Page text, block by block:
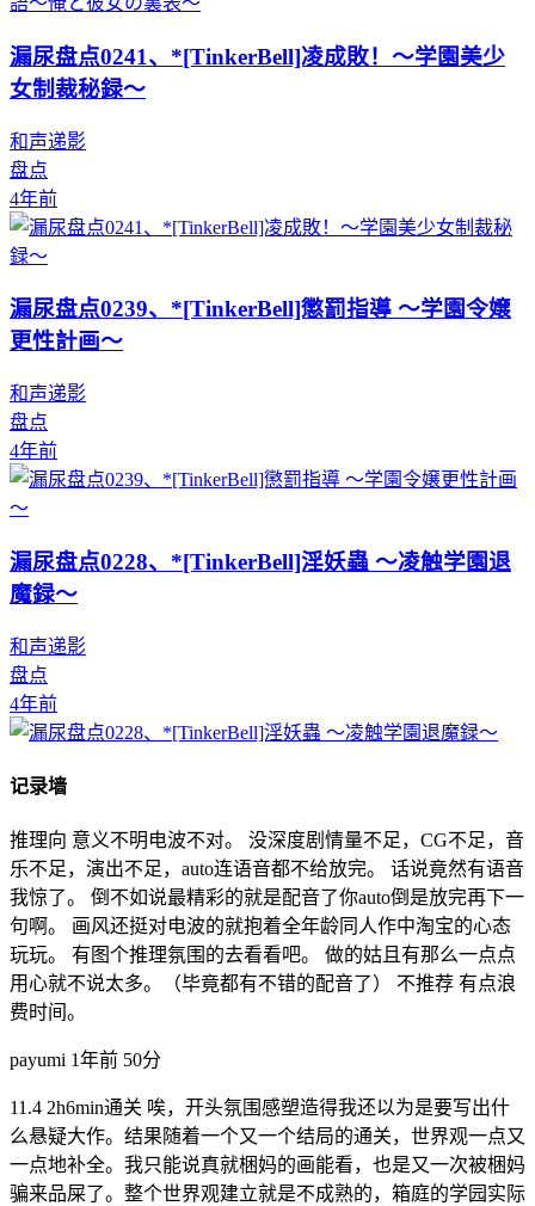
漏尿盘点0241、*[TinkerBell]凌成敗！～学園美少
女制裁秘録～
和声递影
盘点
4年前
漏尿盘点0239、*[TinkerBell]懲罰指導 ～学園令嬢
更性計画～
和声递影
盘点
4年前
漏尿盘点0228、*[TinkerBell]淫妖蟲 ～凌触学園退
魔録～
和声递影
盘点
4年前
记录墙
推理向 意义不明电波不对。 没深度剧情量不足，CG不足，音
乐不足，演出不足，auto连语音都不给放完。 话说竟然有语音
我惊了。 倒不如说最精彩的就是配音了你auto倒是放完再下一
句啊。 画风还挺对电波的就抱着全年龄同人作中淘宝的心态
玩玩。 有图个推理氛围的去看看吧。 做的姑且有那么一点点
用心就不说太多。（毕竟都有不错的配音了） 不推荐 有点浪
费时间。
payumi 1年前 50分
11.4 2h6min通关 唉，开头氛围感塑造得我还以为是要写出什
么悬疑大作。结果随着一个又一个结局的通关，世界观一点又
一点地补全。我只能说真就梱妈的画能看，也是又一次被梱妈
骗来品屎了。整个世界观建立就是不成熟的，箱庭的学园实际